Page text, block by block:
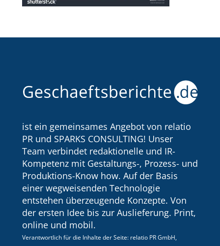
ist ein gemeinsames Angebot von relatio
PR und SPARKS CONSULTING! Unser
Team verbindet redaktionelle und IR-
Kompetenz mit Gestaltungs-, Prozess- und
Produktions-Know how. Auf der Basis
einer wegweisenden Technologie
entstehen überzeugende Konzepte. Von
der ersten Idee bis zur Auslieferung. Print,
online und mobil.
Verantwortlich für die Inhalte der Seite: relatio PR GmbH,